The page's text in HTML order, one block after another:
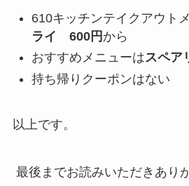
610キッチンテイクアウト
ライ 600円 から
おすすめメニューはスペア
持ち帰りクーポンはない
以上です。
最後までお読みいただきあり